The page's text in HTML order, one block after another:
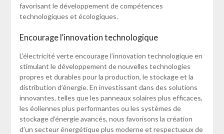
favorisant le développement de compétences
technologiques et écologiques.
Encourage l’innovation technologique
L’électricité verte encourage l’innovation technologique en
stimulant le développement de nouvelles technologies
propres et durables pour la production, le stockage et la
distribution d’énergie. En investissant dans des solutions
innovantes, telles que les panneaux solaires plus efficaces,
les éoliennes plus performantes ou les systèmes de
stockage d’énergie avancés, nous favorisons la création
d’un secteur énergétique plus moderne et respectueux de